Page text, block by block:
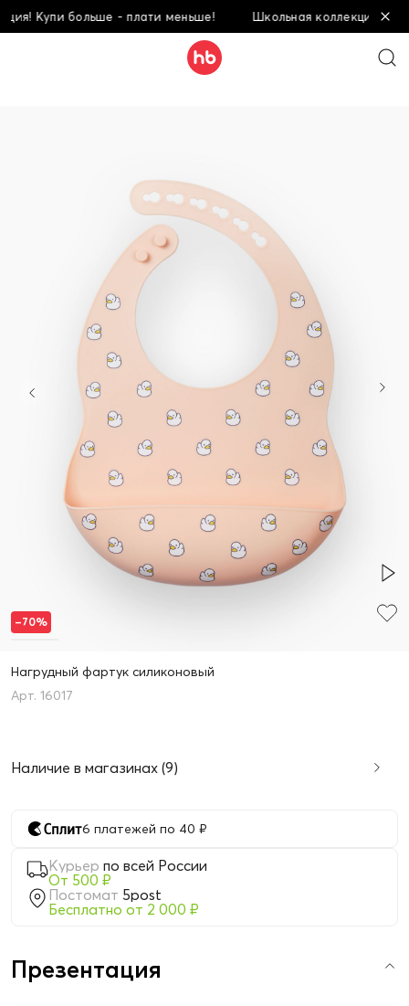
Купи больше - плати меньше! Школьная коллекция!
Нагрудный фартук силиконовый
16017
Наличие в магазинах (9)
6 платежей по 40 ₽
Курьер по всей России
От 500 ₽
Постомат 5post
Бесплатно от 2 000 ₽
–70%
Презентация